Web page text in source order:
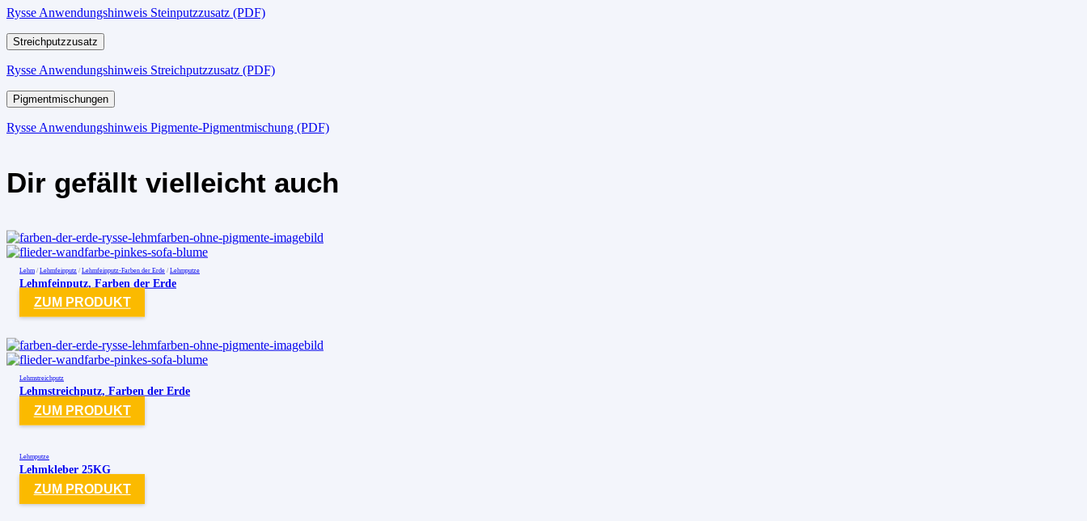
Rysse Anwendungshinweis Steinputzzusatz (PDF)
Streichputzzusatz
Rysse Anwendungshinweis Streichputzzusatz (PDF)
Pigmentmischungen
Rysse Anwendungshinweis Pigmente-Pigmentmischung (PDF)
Dir gefällt vielleicht auch
Lehm / Lehmfeinputz / Lehmfeinputz-Farben der Erde / Lehmputze
Lehmfeinputz, Farben der Erde
ZUM PRODUKT
Lehmstreichputz
Lehmstreichputz, Farben der Erde
ZUM PRODUKT
Lehmputze
Lehmkleber 25KG
ZUM PRODUKT